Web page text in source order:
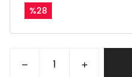
%28